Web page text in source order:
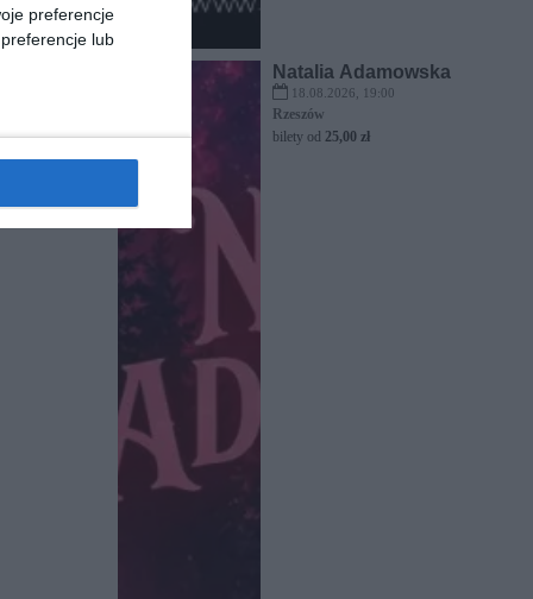
preferencje
lub
Natalia Adamowska
18.08.2026, 19:00
Rzeszów
bilety od 25,00 zł